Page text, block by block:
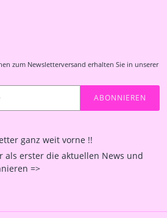
zum Newsletterversand erhalten Sie in unserer
ABONNIEREN
ganz weit vorne !!
als erster die aktuellen News und
=>